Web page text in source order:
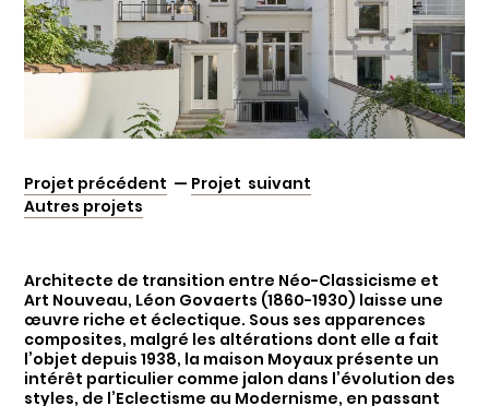
Architecte de transition entre Néo-Classicisme et
Art Nouveau, Léon Govaerts (1860-1930) laisse une
œuvre riche et éclectique. Sous ses apparences
composites, malgré les altérations dont elle a fait
l’objet depuis 1938, la maison Moyaux présente un
intérêt particulier comme jalon dans l’évolution des
styles, de l’Eclectisme au Modernisme, en passant
Projet précédent — Projet suivant
Autres projets